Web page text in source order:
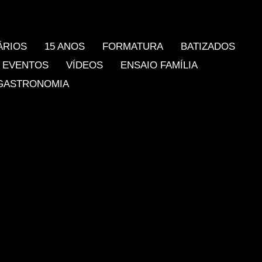
15 ANOS FORMATURA
BATIZADOS
EVENTOS VÍDEOS
ENSAIO FAMÍLIA